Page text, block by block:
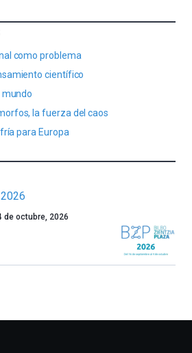
como problema
científico
mundo
la fuerza del caos
para Europa
de octubre, 2026